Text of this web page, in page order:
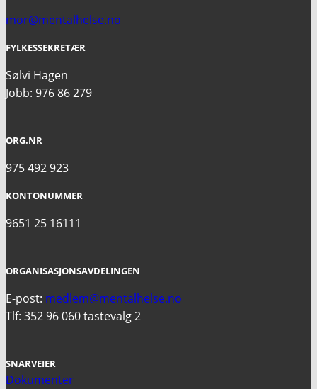
mor@mentalhelse.no
FYLKESSEKRETÆR
Sølvi Hagen
Jobb: 976 86 279
ORG.NR
975 492 923
KONTONUMMER
9651 25 16111
ORGANISASJONSAVDELINGEN
E-post: medlem@mentalhelse.no
Tlf: 352 96 060 tastevalg 2
SNARVEIER
Dokumenter